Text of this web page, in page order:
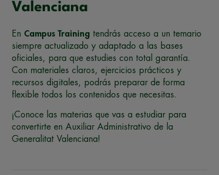
Valenciana
En Campus Training tendrás acceso a un temario
siempre actualizado y adaptado a las bases
oficiales, para que estudies con total garantía.
Con materiales claros, ejercicios prácticos y
recursos digitales, podrás preparar de forma
flexible todos los contenidos que necesitas.
¡Conoce las materias que vas a estudiar para
convertirte en Auxiliar Administrativo de la
Generalitat Valenciana!